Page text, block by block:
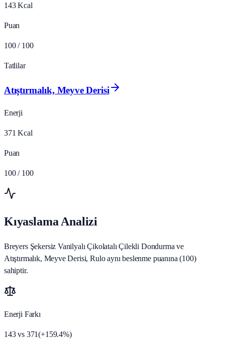
143 Kcal
Puan
100 / 100
Tatlilar
Atıştırmalık, Meyve Derisi
Enerji
371 Kcal
Puan
100 / 100
Kıyaslama Analizi
Breyers Şekersiz Vanilyalı Çikolatalı Çilekli Dondurma ve
Atıştırmalık, Meyve Derisi, Rulo aynı beslenme puanına (100)
sahiptir.
Enerji Farkı
143vs 371(+159.4%)